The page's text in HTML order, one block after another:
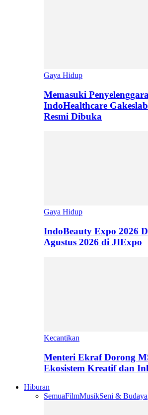
Gaya Hidup
Memasuki
IndoHealthcare
Resmi Dibuka
Gaya Hidup
IndoBeauty Expo 2026
Agustus 2026 di JIExpo
Kecantikan
Menteri Ekraf Dorong
Ekosistem Kreatif dan
Hiburan
SemuaFilmMusikSeni & Budaya